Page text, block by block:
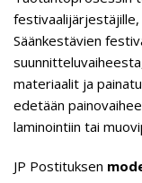
Säänkestävien
materiaalit ja
edetään
laminointiin tai
JP Postituksen